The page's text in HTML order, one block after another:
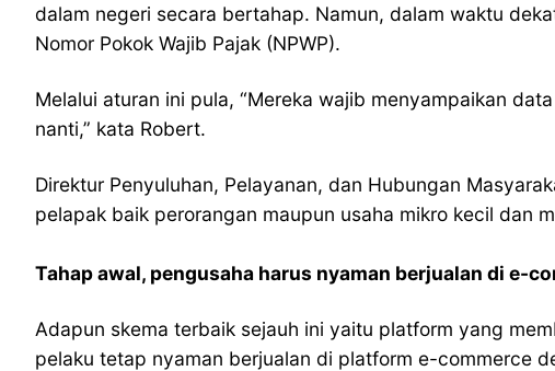
dalam negeri secara bertahap. Namun, dalam waktu
Nomor Pokok Wajib Pajak (NPWP).
Melalui aturan ini pula, “Mereka wajib menyampaikan
nanti,” kata Robert.
Direktur Penyuluhan, Pelayanan, dan Hubungan
pelapak baik perorangan maupun usaha mikro kecil dan
Tahap awal, pengusaha harus nyaman berjualan di e-
Adapun skema terbaik sejauh ini yaitu platform yang
pelaku tetap nyaman berjualan di platform e-commerce